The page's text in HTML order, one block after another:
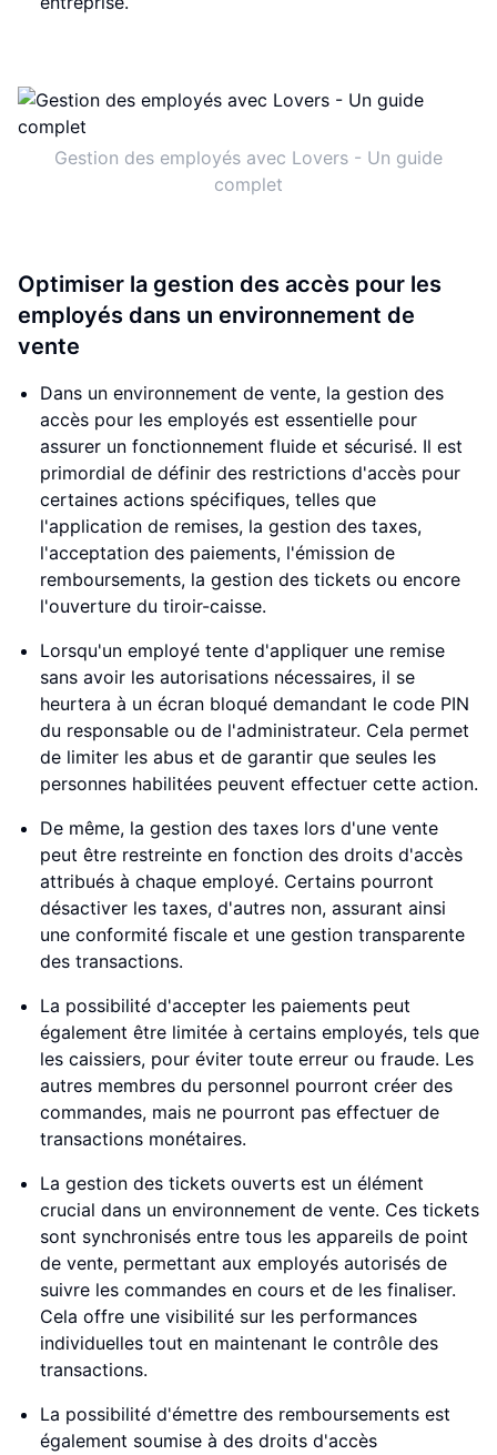
Gestion des employés avec Lovers - Un guide
complet
Optimiser la gestion des accès pour les
employés dans un environnement de
vente
Dans un environnement de vente, la gestion des
accès pour les employés est essentielle pour
assurer un fonctionnement fluide et sécurisé. Il est
primordial de définir des restrictions d'accès pour
certaines actions spécifiques, telles que
l'application de remises, la gestion des taxes,
l'acceptation des paiements, l'émission de
remboursements, la gestion des tickets ou encore
l'ouverture du tiroir-caisse.
Lorsqu'un employé tente d'appliquer une remise
sans avoir les autorisations nécessaires, il se
heurtera à un écran bloqué demandant le code PIN
du responsable ou de l'administrateur. Cela permet
de limiter les abus et de garantir que seules les
personnes habilitées peuvent effectuer cette action.
De même, la gestion des taxes lors d'une vente
peut être restreinte en fonction des droits d'accès
attribués à chaque employé. Certains pourront
désactiver les taxes, d'autres non, assurant ainsi
une conformité fiscale et une gestion transparente
des transactions.
La possibilité d'accepter les paiements peut
également être limitée à certains employés, tels que
les caissiers, pour éviter toute erreur ou fraude. Les
autres membres du personnel pourront créer des
commandes, mais ne pourront pas effectuer de
transactions monétaires.
La gestion des tickets ouverts est un élément
crucial dans un environnement de vente. Ces tickets
sont synchronisés entre tous les appareils de point
de vente, permettant aux employés autorisés de
suivre les commandes en cours et de les finaliser.
Cela offre une visibilité sur les performances
individuelles tout en maintenant le contrôle des
transactions.
La possibilité d'émettre des remboursements est
également soumise à des droits d'accès